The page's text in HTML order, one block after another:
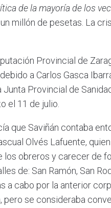
de la mayoría de los
millón de pesetas. La
Provincial de
a Carlos Gasca
Provincial de
el 11 de julio.
Saviñán contaba
Olvés Lafuente,
obreros y carecer de
de: San Ramón, San
a cabo por la anterior
pero se consideraba